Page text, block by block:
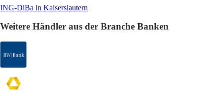
ING-DiBa in Kaiserslautern
Weitere Händler aus der Branche Banken